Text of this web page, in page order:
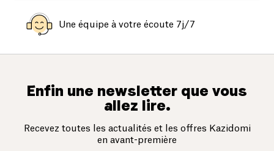
Une équipe à votre écoute 7j/7
Enfin une newsletter que vous
allez lire.
Recevez toutes les actualités et les offres Kazidomi
en avant-première